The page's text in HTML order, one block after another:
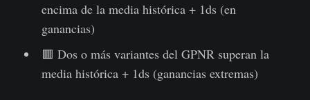
encima de la media histórica + 1ds (en
ganancias)
🟥 Dos o más variantes del GPNR superan la
media histórica + 1ds (ganancias extremas)